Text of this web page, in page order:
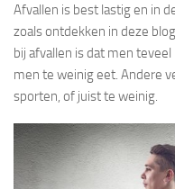
Afvallen is best lastig en in
zoals ontdekken in deze
bij afvallen is dat men
men te weinig eet. Andere
sporten, of juist te weinig.